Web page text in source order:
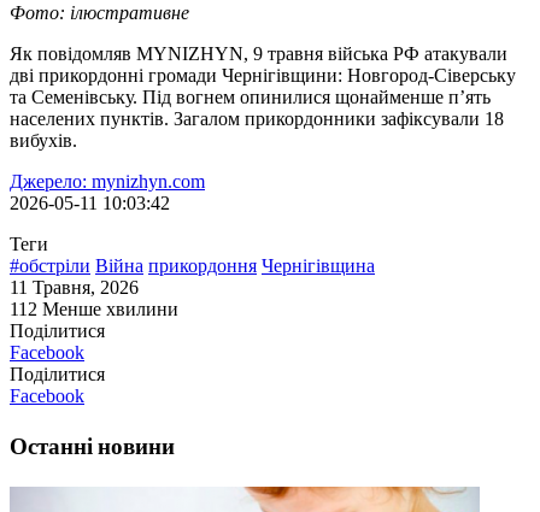
Фото: ілюстративне
Як повідомляв MYNIZHYN, 9 травня війська РФ атакували
дві прикордонні громади Чернігівщини: Новгород-Сіверську
та Семенівську. Під вогнем опинилися щонайменше п’ять
населених пунктів. Загалом прикордонники зафіксували 18
вибухів.
Джерело: mynizhyn.com
2026-05-11 10:03:42
Теги
#обстріли Війна прикордоння Чернігівщина
11 Травня, 2026
112 Менше хвилини
Поділитися
Facebook
Поділитися
Facebook
Останні новини